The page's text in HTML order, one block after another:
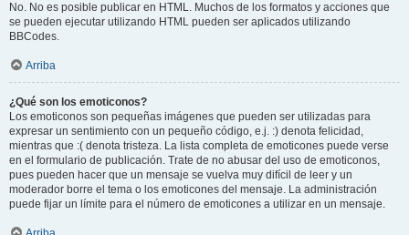
No. No es posible publicar en HTML. Muchos de los formatos y acciones que
se pueden ejecutar utilizando HTML pueden ser aplicados utilizando
BBCodes.
Arriba
¿Qué son los emoticonos?
Los emoticonos son pequeñas imágenes que pueden ser utilizadas para
expresar un sentimiento con un pequeño código, e.j. :) denota felicidad,
mientras que :( denota tristeza. La lista completa de emoticones puede verse
en el formulario de publicación. Trate de no abusar del uso de emoticonos,
pues pueden hacer que un mensaje se vuelva muy difícil de leer y un
moderador borre el tema o los emoticones del mensaje. La administración
puede fijar un límite para el número de emoticones a utilizar en un mensaje.